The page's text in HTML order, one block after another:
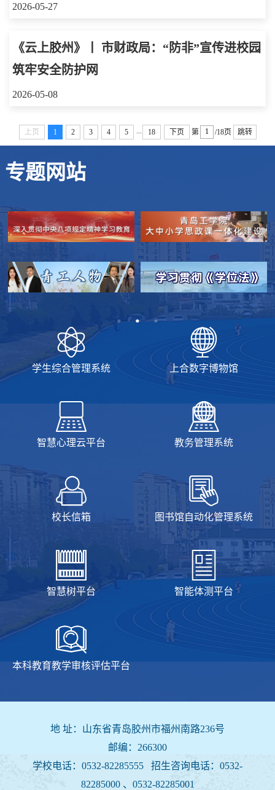
2026-05-27
《云上胶州》丨 市财政局：“防非”宣传进校园
筑牢安全防护网
2026-05-08
上页 1 2 3 4 5 ... 18 下页 第 /18页 跳转
专题网站
学生综合管理系统 上合数字博物馆
智慧心理云平台 教务管理系统
校长信箱 图书馆自动化管理系统
智慧树平台 智能体测平台
本科教育教学审核评估平台
地 址：山东省青岛胶州市福州南路236号
邮编：266300
学校电话：0532-82285555 招生咨询电话： 0532-
82285000 、0532-82285001